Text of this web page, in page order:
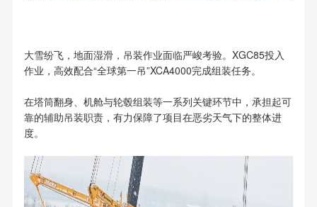
大雪纷飞，地面湿滑，吊装作业面临严峻考验。XGC85投入
作业，高效配合“全球第一吊”XCA4000完成组装任务。
在塔筒翻身、机舱与轮毂组装等一系列关键环节中，承担起可
靠的辅助吊装职责，有力保障了项目在恶劣天气下的整体进
度。